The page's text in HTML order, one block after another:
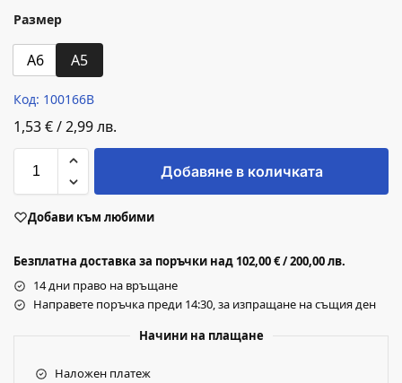
Размер
A6 A5
Код: 100166B
1,53€/2,99лв.
Добавяне в количката
Добави към любими
Безплатна доставка за поръчки над 102,00 € / 200,00 лв.
14 дни право на връщане
Направете поръчка преди 14:30, за изпращане на същия ден
Начини на плащане
Наложен платеж